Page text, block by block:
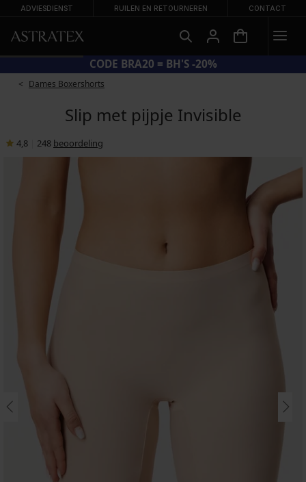
ADVIESDIENST RUILEN EN RETOURNEREN CONTACT
CODE BRA20 = BH'S -20%
Dames Boxershorts
Slip met pijpje Invisible
4,8 248 beoordeling